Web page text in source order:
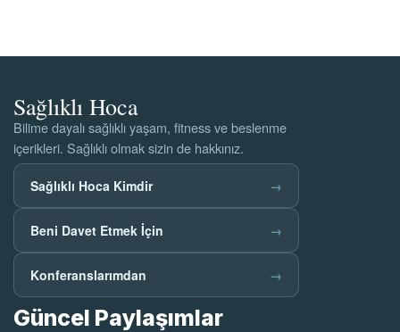
Sağlıklı Hoca
Bilime dayalı sağlıklı yaşam, fitness ve beslenme
içerikleri. Sağlıklı olmak sizin de hakkınız.
Sağlıklı Hoca Kimdir →
Beni Davet Etmek İçin →
Konferanslarımdan →
Güncel Paylaşımlar